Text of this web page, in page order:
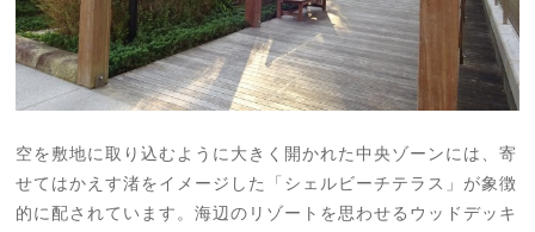
空を敷地に取り込むように大きく開かれた中央ゾーンには、寄
せてはかえす渚をイメージした「シェルビーチテラス」が象徴
的に配されています。海辺のリゾートを思わせるウッドデッキ